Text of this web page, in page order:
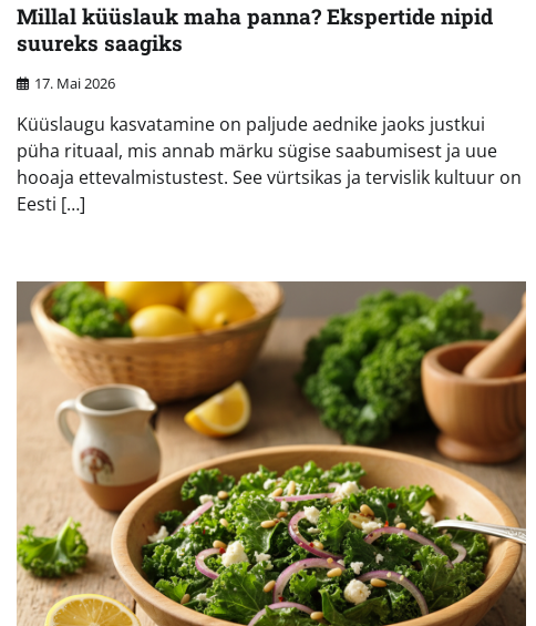
Millal küüslauk maha panna? Ekspertide nipid
suureks saagiks
17. Mai 2026
Küüslaugu kasvatamine on paljude aednike jaoks justkui
püha rituaal, mis annab märku sügise saabumisest ja uue
hooaja ettevalmistustest. See vürtsikas ja tervislik kultuur on
Eesti […]